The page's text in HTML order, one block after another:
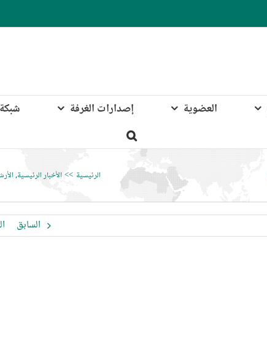
العضوية إصدارات الغرفة
الرئيسية الأخبار الرئيسية
السابق